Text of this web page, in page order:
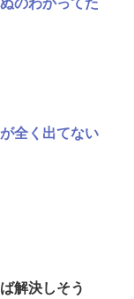
のわかってた
全く出てない
解決しそう